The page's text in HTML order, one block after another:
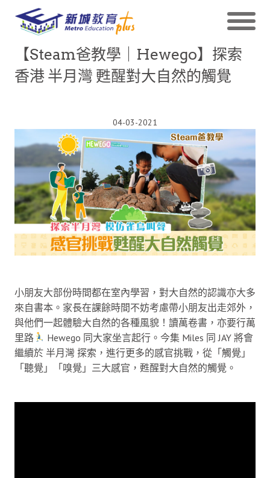
【Steam爸教學｜Hewego】探索
香港 半月灣 甦醒對大自然的觸覺
04-03-2021
小朋友大部份時間都在室內學習，對大自然的認識亦大多
來自書本。家長在課餘時間不妨考慮帶小朋友出走郊外，
與他們一起體驗大自然的各種風貌！讀萬卷書，亦要行萬
里路
Hewego 同大家坐言起行。今集 Miles 同 JAY 將會
繼續於 半月灣 探索，進行更多的感官挑戰，從「觸覺」
「聽覺」「嗅覺」三大感官，甦醒對大自然的觸覺。